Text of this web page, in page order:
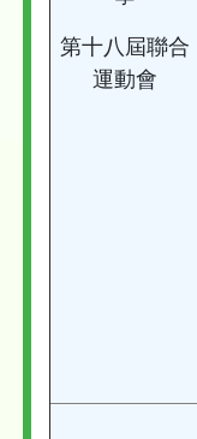
第十八屆聯合
運動會